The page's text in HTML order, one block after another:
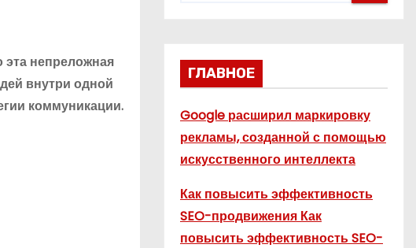
непреложная
внутри одной
коммуникации.
ГЛАВНОЕ
Google расширил маркировку
рекламы, созданной с помощью
искусственного интеллекта
Как повысить эффективность
SEO-продвижения Как
повысить эффективность SEO-